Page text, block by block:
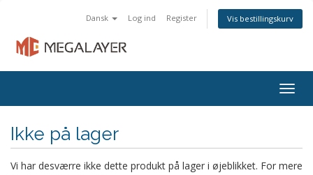
Dansk Log ind Register Vis bestillingskurv
Ikke på lager
Vi har desværre ikke dette produkt på lager i øjeblikket. For mere